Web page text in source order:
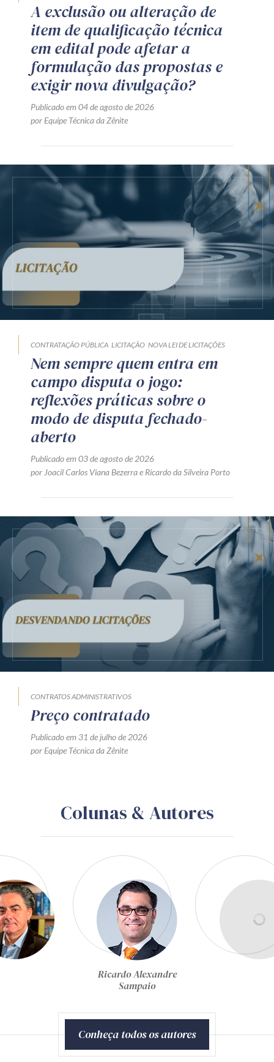
A exclusão ou alteração de
item de qualificação técnica
em edital pode afetar a
formulação das propostas e
exigir nova divulgação?
Publicado em 04 de agosto de 2026
por Equipe Técnica da Zênite
CONTRATAÇÃO PÚBLICA LICITAÇÃO NOVA LEI DE LICITAÇÕES
Nem sempre quem entra em
campo disputa o jogo:
reflexões práticas sobre o
modo de disputa fechado-
aberto
Publicado em 03 de agosto de 2026
por Joacil Carlos Viana Bezerrae Ricardo da Silveira Porto
CONTRATOS ADMINISTRATIVOS
Preço contratado
Publicado em 31 de julho de 2026
por Equipe Técnica da Zênite
Colunas & Autores
Rodrigo Pironti Aguirre
de Castro
Conheça todos os autores